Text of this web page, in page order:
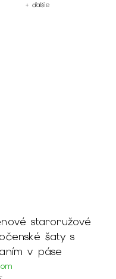
+ ďalšie
staroružové
šaty s
v páse